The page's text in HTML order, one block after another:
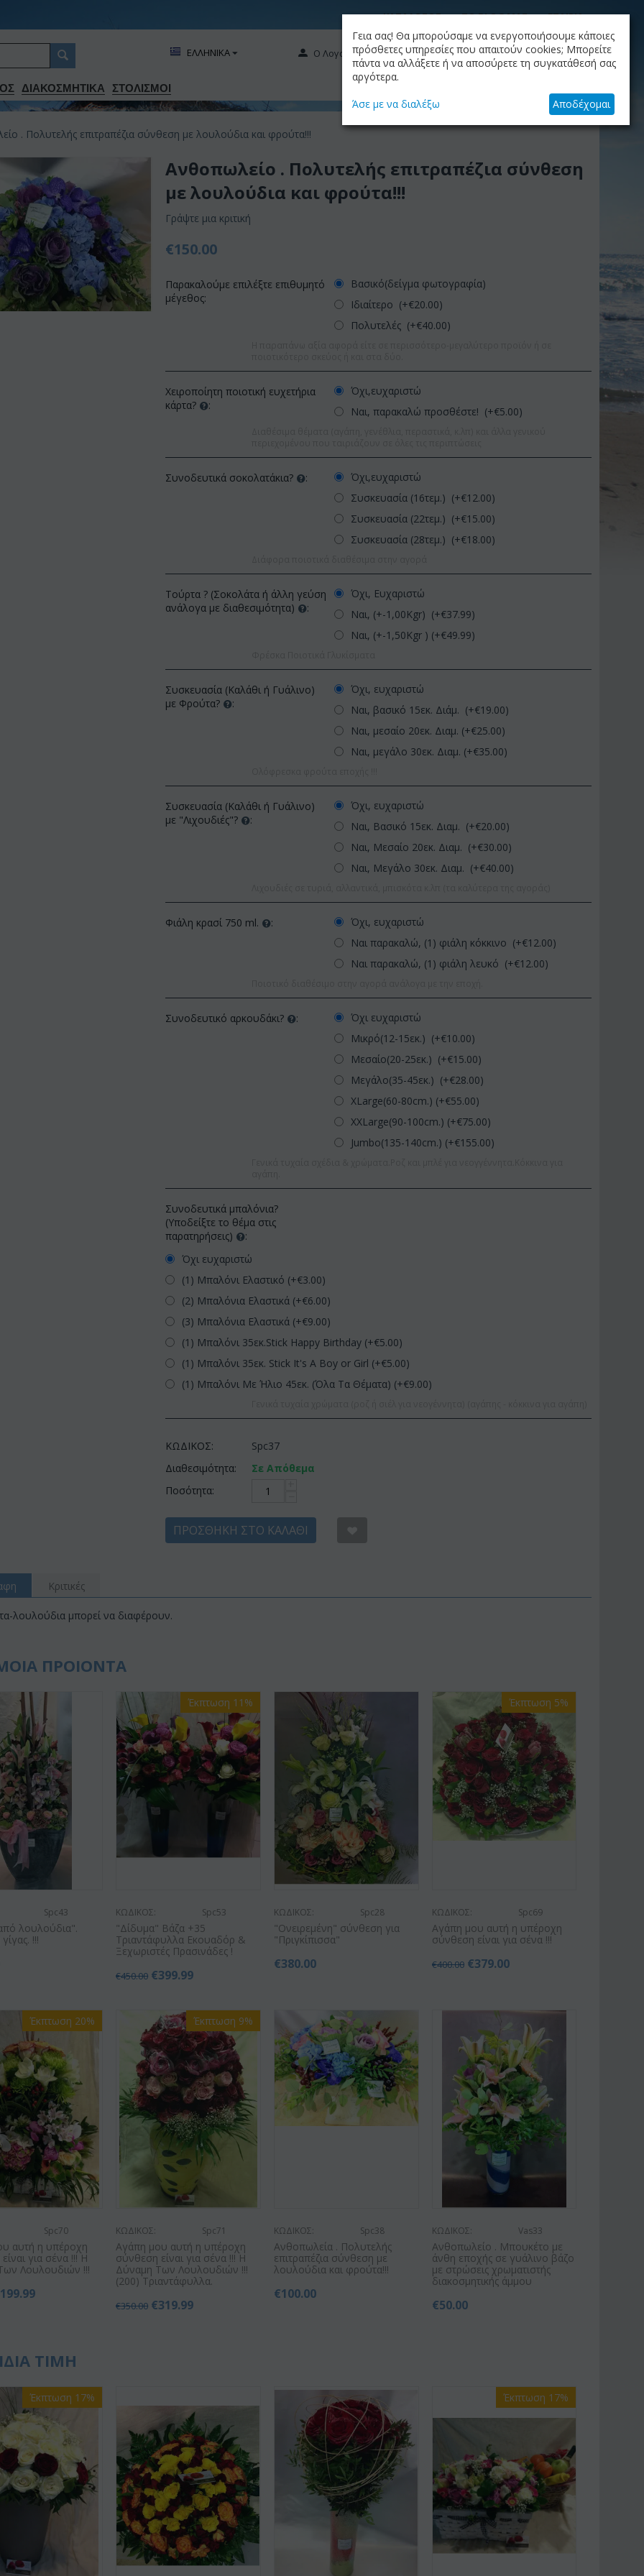
ΚΑΤΑΛΟΓΟΣ ΤΟ BLOG ΜΑΣ ΕΤΑΙΡΙΑ
ΔΙΑΚΟΣΜΗΤΙΚA ΣΤΟΛΙΣΜΟΙ
Ο Λογαριασμός μου
ΕΛΛΗΝΙΚΑ
+30.210.9319884
ΚΑΛΆΘΙ
Το καλάθι είναι άδειο
. Πολυτελής επιτραπέζια σύνθεση με λουλούδια και φρούτα!!!
(21) τριαντάφυλλα 60-70 εκ.
(διάφορα χρώμ...
ΚΩΔΙΚΟΣ:
Ορχιδέα φαλαίνοψις σε
γυάλινο βάζο
45.00 €39.99
Ανθοπωλείο . Πολυτελής επιτραπέζια σύνθεση
με λουλούδια και φρούτα!!!
Γράψτε μια κριτική
€150.00
Παρακαλούμε επιλέξτε επιθυμητό
μέγεθος:
Βασικό(δείγμα φωτογραφία)
Ιδιαίτερο (+€20.00)
Πολυτελές (+€40.00)
Χειροποίητη ποιοτική ευχετήρια
κάρτα?
:
Όχι,ευχαριστώ
Ναι, παρακαλώ προσθέστε! (+€5.00)
Συνοδευτικά σοκολατάκια? :
Όχι,ευχαριστώ
Συσκευασία (16τεμ.) (+€12.00)
Συσκευασία (22τεμ.) (+€15.00)
Συσκευασία (28τεμ.) (+€18.00)
Τούρτα ? (Σοκολάτα ή άλλη γεύση
ανάλογα με διαθεσιμότητα)
:
Όχι, Ευχαριστώ
Ναι, (+-1,00Kgr) (+€37.99)
Ναι, (+-1,50Kgr ) (+€49.99)
Συσκευασία (Καλάθι ή Γυάλινο)
με Φρούτα?
:
Όχι, ευχαριστώ
Ναι, βασικό 15εκ. Διάμ. (+€19.00)
Ναι, μεσαίο 20εκ. Διαμ. (+€25.00)
Ναι, μεγάλο 30εκ. Διαμ. (+€35.00)
Συσκευασία (Καλάθι ή Γυάλινο)
με "Λιχουδιές"?
:
Όχι, ευχαριστώ
Ναι, Βασικό 15εκ. Διαμ. (+€20.00)
Ναι, Μεσαίο 20εκ. Διαμ. (+€30.00)
Ναι, Μεγάλο 30εκ. Διαμ. (+€40.00)
Φιάλη κρασί 750 ml. :
Όχι, ευχαριστώ
Ναι παρακαλώ, (1) φιάλη κόκκινο (+€12.00)
Ναι παρακαλώ, (1) φιάλη λευκό (+€12.00)
Συνοδευτικό αρκουδάκι? :
Όχι ευχαριστώ
Μικρό(12-15εκ.) (+€10.00)
Μεσαίο(20-25εκ.) (+€15.00)
Μεγάλο(35-45εκ.) (+€28.00)
XLarge(60-80cm.) (+€55.00)
XXLarge(90-100cm.) (+€75.00)
Jumbo(135-140cm.) (+€155.00)
Συνοδευτικά μπαλόνια?
(Υποδείξτε το θέμα στις
παρατηρήσεις)
:
Όχι ευχαριστώ
(1) Μπαλόνι Ελαστικό (+€3.00)
(2) Μπαλόνια Ελαστικά (+€6.00)
(3) Μπαλόνια Ελαστικά (+€9.00)
(1) Μπαλόνι 35εκ.Stick Happy Birthday (+€5.00)
(1) Μπαλόνι 35εκ. Stick It's A Boy or Girl (+€5.00)
(1) Μπαλόνι Με Ήλιο 45εκ. (Όλα Τα Θέματα) (+€9.00)
ΚΩΔΙΚΟΣ:
Spc37
Διαθεσιμότητα:
Σε Απόθεμα
Ποσότητα:
ΠΡΟΣΘΉΚΗ ΣΤΟ ΚΑΛΆΘΙ
Κριτικές
λουλούδια μπορεί να διαφέρουν.
ΠΡΟΙΟΝΤΑ
Spc43
λουλούδια".
!!!
Έκπτωση 11%
ΚΩΔΙΚΟΣ: Spc53
"Δίδυμα" Βάζα +35
Τριαντάφυλλα Εκουαδόρ &
Ξεχωριστές Πρασινάδες !
€450.00 €399.99
ΚΩΔΙΚΟΣ: Spc28
"Ονειρεμένη" σύνθεση για
"Πριγκίπισσα"
€380.00
Έκπτωση 5%
ΚΩΔΙΚΟΣ: Spc69
Αγάπη μου αυτή η υπέροχη
σύνθεση είναι για σένα !!!
€400.00 €379.00
Έκπτωση 20%
Spc70
αυτή η υπέροχη
για σένα !!! Η
Λουλουδιών !!!
199.99
Έκπτωση 9%
ΚΩΔΙΚΟΣ: Spc71
Αγάπη μου αυτή η υπέροχη
σύνθεση είναι για σένα !!! Η
Δύναμη Των Λουλουδιών !!!
(200) Τριαντάφυλλα.
€350.00 €319.99
ΚΩΔΙΚΟΣ: Spc38
Ανθοπωλεία . Πολυτελής
επιτραπέζια σύνθεση με
λουλούδια και φρούτα!!!
€100.00
ΚΩΔΙΚΟΣ: Vas33
Ανθοπωλείο . Μπουκέτο με
άνθη εποχής σε γυάλινο βάζο
με στρώσεις χρωματιστής
διακοσμητικής άμμου
€50.00
ΤΙΜΗ
Έκπτωση 17% Έκπτωση 17%
Γεια σας! Θα μπορούσαμε να ενεργοποιήσουμε κάποιες
πρόσθετες υπηρεσίες που απαιτούν cookies; Μπορείτε
πάντα να αλλάξετε ή να αποσύρετε τη συγκατάθεσή σας
αργότερα.
Άσε με να διαλέξω Αποδέχομαι